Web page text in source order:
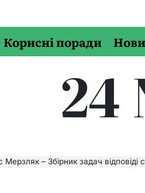
Корисні поради
24
– Збірник задач відповіді скачати,